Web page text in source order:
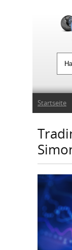
Sie
Startseite